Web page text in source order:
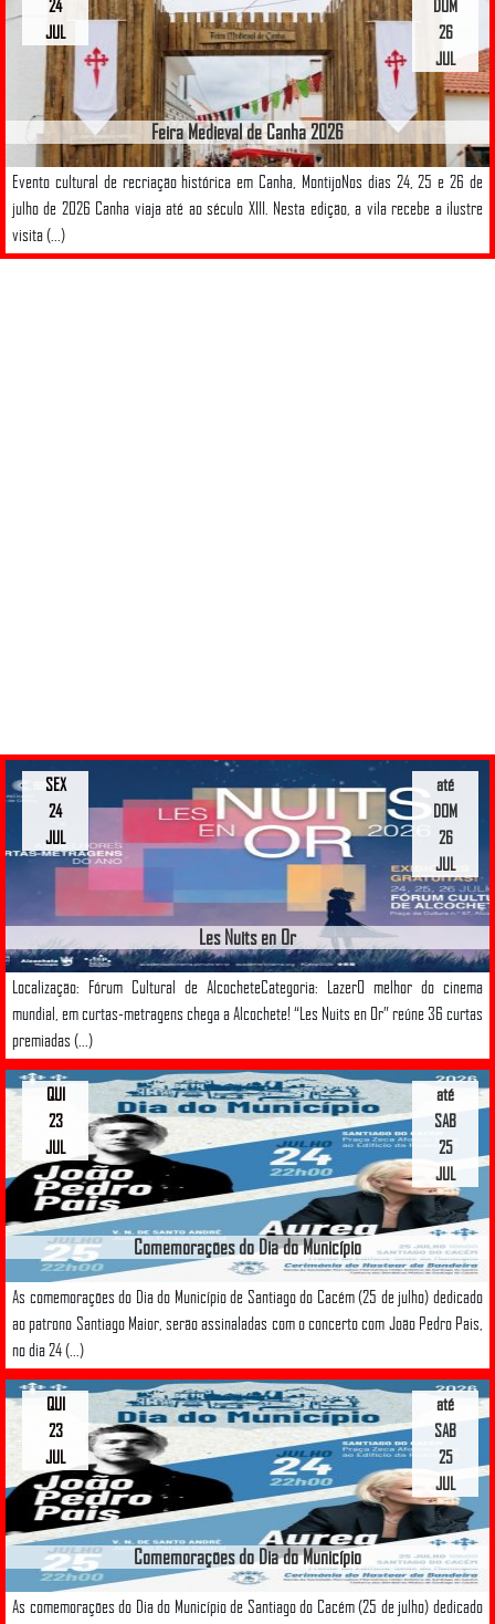
Feira Medieval de Canha 2026
Evento cultural de recriação histórica em Canha, MontijoNos dias 24, 25 e 26 de
julho de 2026 Canha viaja até ao século XIII. Nesta edição, a vila recebe a ilustre
visita (...)
DOM
26
JUL
24
JUL
Les Nuits en Or
Localização: Fórum Cultural de AlcocheteCategoria: LazerO melhor do cinema
mundial, em curtas-metragens chega a Alcochete! “Les Nuits en Or” reúne 36 curtas
premiadas (...)
até
DOM
26
JUL
SEX
24
JUL
Comemorações do Dia do Município
As comemorações do Dia do Município de Santiago do Cacém (25 de julho) dedicado
ao patrono Santiago Maior, serão assinaladas com o concerto com João Pedro Pais,
no dia 24 (...)
até
SAB
25
JUL
QUI
23
JUL
Comemorações do Dia do Município
As comemorações do Dia do Município de Santiago do Cacém (25 de julho) dedicado
até
SAB
25
JUL
QUI
23
JUL